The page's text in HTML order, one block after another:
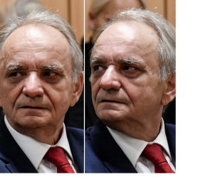
6
game
bài
Tứ
Sắc
hấp
dẫn
không
thể
bỏ
qua